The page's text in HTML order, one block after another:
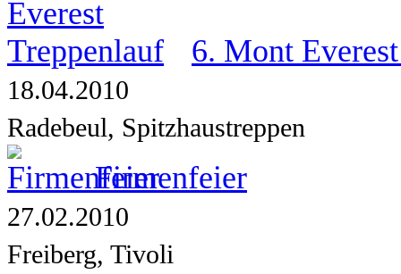
6. Mont
18.04.2010
Radebeul, Spitzhaustreppen
Firmenfeier
27.02.2010
Freiberg, Tivoli